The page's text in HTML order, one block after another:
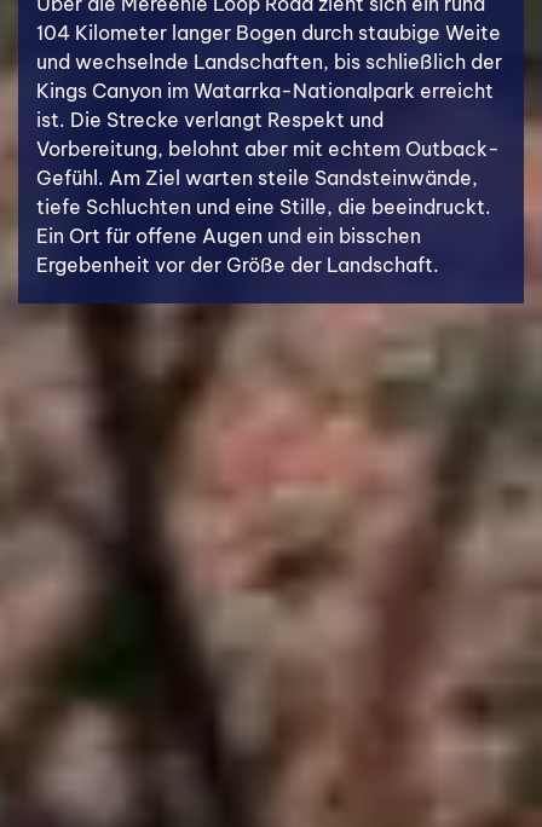
104 Kilometer langer Bogen durch staubige Weite
und wechselnde Landschaften, bis schließlich der
Kings Canyon im Watarrka-Nationalpark erreicht
ist. Die Strecke verlangt Respekt und
Vorbereitung, belohnt aber mit echtem Outback-
Gefühl. Am Ziel warten steile Sandsteinwände,
tiefe Schluchten und eine Stille, die beeindruckt.
Ein Ort für offene Augen und ein bisschen
Ergebenheit vor der Größe der Landschaft.